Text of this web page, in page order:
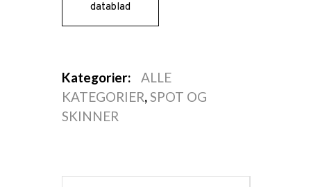
datablad
Kategorier:
ALLE
KATEGORIER,SPOT OG
SKINNER